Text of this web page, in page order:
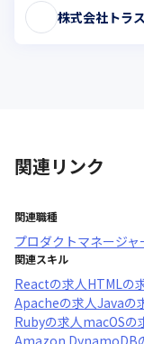
株式会社トラ
関連リンク
関連職種
プロダクトマネージャ
関連スキル
Reactの求人HTMLの
Apacheの求人Javaの
Rubyの求人macOSの
Amazon DynamoDB